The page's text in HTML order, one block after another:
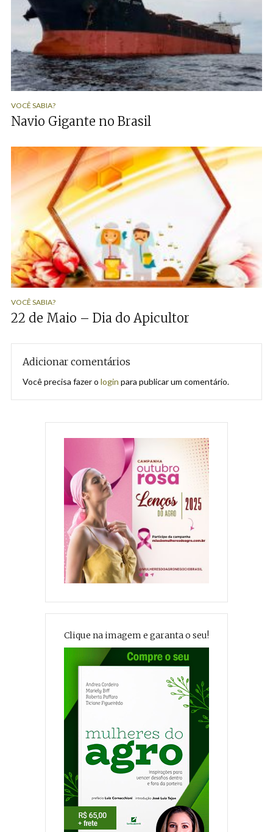
VOCÊ SABIA?
Navio Gigante no Brasil
VOCÊ SABIA?
22 de Maio – Dia do Apicultor
Adicionar comentários
Você precisa fazer o login para publicar um comentário.
Clique na imagem e garanta o seu!